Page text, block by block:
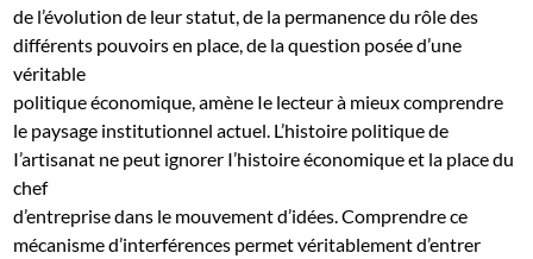
de l’évolution de leur statut, de la permanence du rôle des
différents pouvoirs en place, de la question posée d’une
véritable
politique économique, amène Ie lecteur à mieux comprendre
le paysage institutionnel actuel. L’histoire politique de
I’artisanat ne peut ignorer I’histoire économique et la place du
chef
d’entreprise dans le mouvement d’idées. Comprendre ce
mécanisme d’interférences permet véritablement d’entrer